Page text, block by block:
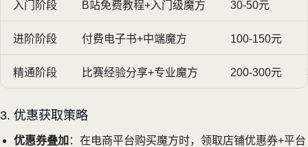
入门阶段 B站免费教程+入门级魔方 30-50元
进阶阶段 付费电子书+中端魔方 100-150元
精通阶段 比赛经验分享+专业魔方 200-300元
3. 优惠获取策略
优惠券叠加 ：在电商平台购买魔方时，领取店铺优惠券+平台